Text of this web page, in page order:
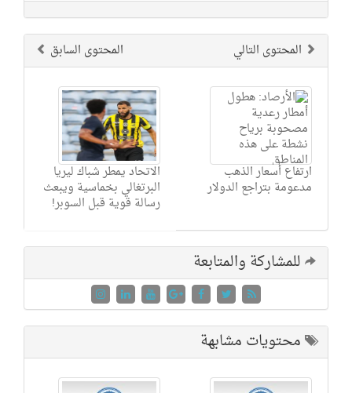
المحتوى السابق المحتوى التالي
الاتحاد يمطر شباك ليريا
البرتغالي بخماسية ويبعث
رسالة قوية قبل السوبر!
ارتفاع أسعار الذهب
مدعومة بتراجع الدولار
للمشاركة والمتابعة
محتويات مشابهة